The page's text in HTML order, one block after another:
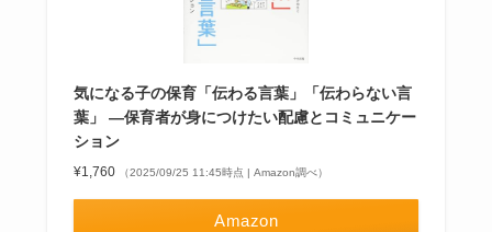
気になる子の保育「伝わる言葉」「伝わらない言
葉」 ―保育者が身につけたい配慮とコミュニケー
ション
¥1,760 （2025/09/25 11:45時点 | Amazon調べ）
Amazon